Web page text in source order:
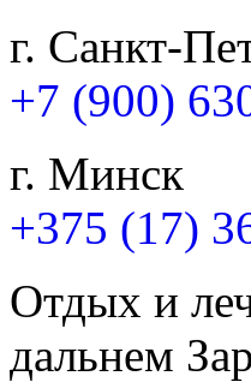
г. Санкт-
+7 (900)
г. Минск
+375 (17)
Отдых и
дальнем